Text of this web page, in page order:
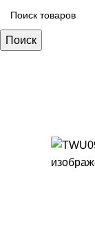
Поиск